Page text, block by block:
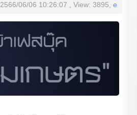
2566/06/06 10:26:07 , View: 3895, e